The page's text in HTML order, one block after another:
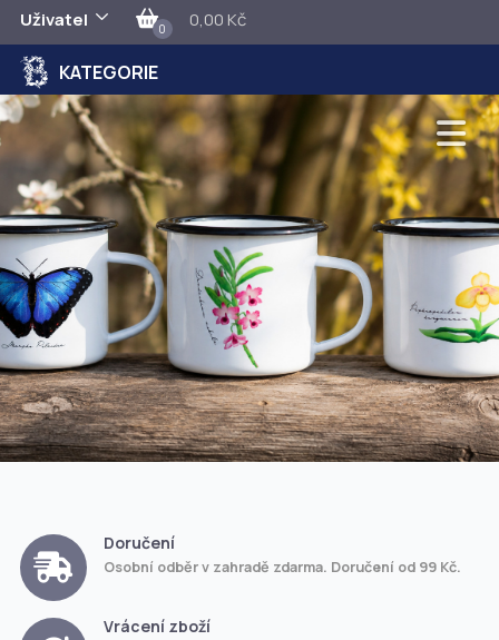
Uživatel 0 0,00 Kč
KATEGORIE
Doručení
Osobní odběr v zahradě zdarma. Doručení od 99 Kč.
Vrácení zboží